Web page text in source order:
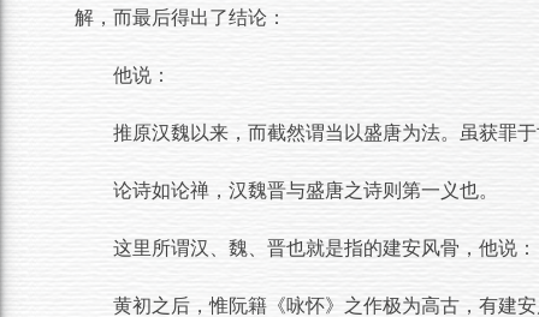
解，而最后得出了结论：
他说：
推原汉魏以来，而截然谓当以盛唐为法。虽获罪
论诗如论禅，汉魏晋与盛唐之诗则第一义也。
这里所谓汉、魏、晋也就是指的建安风骨，他说：
黄初之后，惟阮籍《咏怀》之作极为高古，有建